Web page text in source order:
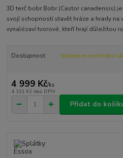
3D terč bobr Bobr (Castor canadensis)
svojí schopností stavět hráze a hrady na
vynalézaví tvorové, kteří hrají důležitou
Dostupnost Skladem centrální
4 999 Kč/ks
4 131 Kč bez DPH
Přidat do